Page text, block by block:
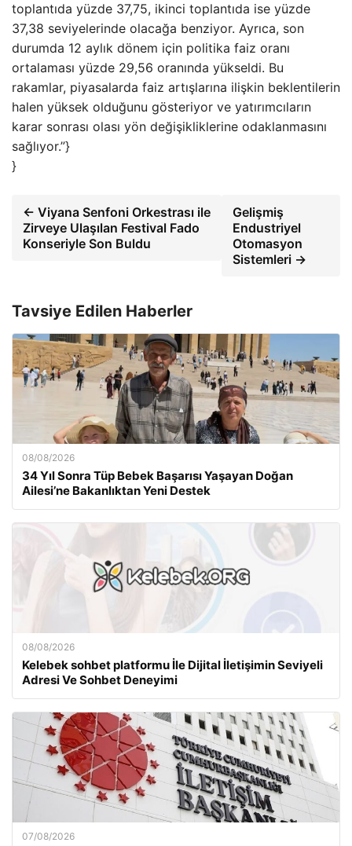
toplantıda yüzde 37,75, ikinci toplantıda ise yüzde
37,38 seviyelerinde olacağa benziyor. Ayrıca, son
durumda 12 aylık dönem için politika faiz oranı
ortalaması yüzde 29,56 oranında yükseldi. Bu
rakamlar, piyasalarda faiz artışlarına ilişkin beklentilerin
halen yüksek olduğunu gösteriyor ve yatırımcıların
karar sonrası olası yön değişikliklerine odaklanmasını
sağlıyor.”}
}
← Viyana Senfoni Orkestrası ile
Zirveye Ulaşılan Festival Fado
Konseriyle Son Buldu
Gelişmiş
Endustriyel
Otomasyon
Sistemleri →
Tavsiye Edilen Haberler
08/08/2026
34 Yıl Sonra Tüp Bebek Başarısı Yaşayan Doğan
Ailesi’ne Bakanlıktan Yeni Destek
08/08/2026
Kelebek sohbet platformu İle Dijital İletişimin Seviyeli
Adresi Ve Sohbet Deneyimi
07/08/2026